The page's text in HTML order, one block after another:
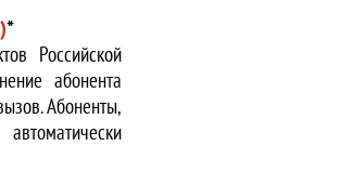
*
Российской
абонента
Абоненты,